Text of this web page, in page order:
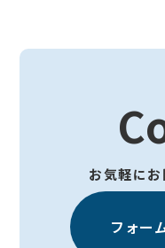
お気軽にお
フォー